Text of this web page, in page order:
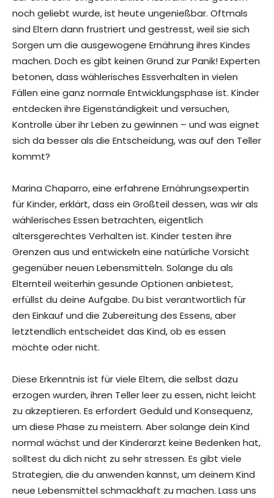
noch geliebt wurde, ist heute ungenießbar. Oftmals
sind Eltern dann frustriert und gestresst, weil sie sich
Sorgen um die ausgewogene Ernährung ihres Kindes
machen. Doch es gibt keinen Grund zur Panik! Experten
betonen, dass wählerisches Essverhalten in vielen
Fällen eine ganz normale Entwicklungsphase ist. Kinder
entdecken ihre Eigenständigkeit und versuchen,
Kontrolle über ihr Leben zu gewinnen – und was eignet
sich da besser als die Entscheidung, was auf den Teller
kommt?
Marina Chaparro, eine erfahrene Ernährungsexpertin
für Kinder, erklärt, dass ein Großteil dessen, was wir als
wählerisches Essen betrachten, eigentlich
altersgerechtes Verhalten ist. Kinder testen ihre
Grenzen aus und entwickeln eine natürliche Vorsicht
gegenüber neuen Lebensmitteln. Solange du als
Elternteil weiterhin gesunde Optionen anbietest,
erfüllst du deine Aufgabe. Du bist verantwortlich für
den Einkauf und die Zubereitung des Essens, aber
letztendlich entscheidet das Kind, ob es essen
möchte oder nicht.
Diese Erkenntnis ist für viele Eltern, die selbst dazu
erzogen wurden, ihren Teller leer zu essen, nicht leicht
zu akzeptieren. Es erfordert Geduld und Konsequenz,
um diese Phase zu meistern. Aber solange dein Kind
normal wächst und der Kinderarzt keine Bedenken hat,
solltest du dich nicht zu sehr stressen. Es gibt viele
Strategien, die du anwenden kannst, um deinem Kind
neue Lebensmittel schmackhaft zu machen. Lass uns